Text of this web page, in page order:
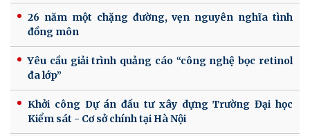
26 năm một chặng đường, vẹn nguyên nghĩa tình
đồng môn
Yêu cầu giải trình quảng cáo “công nghệ bọc retinol
đa lớp”
Khởi công Dự án đầu tư xây dựng Trường Đại học
Kiểm sát - Cơ sở chính tại Hà Nội